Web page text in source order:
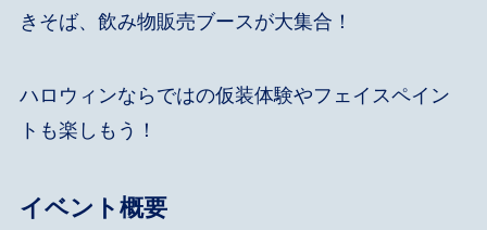
きそば、飲み物販売ブースが大集合！
ハロウィンならではの仮装体験やフェイスペイン
トも楽しもう！
イベント概要